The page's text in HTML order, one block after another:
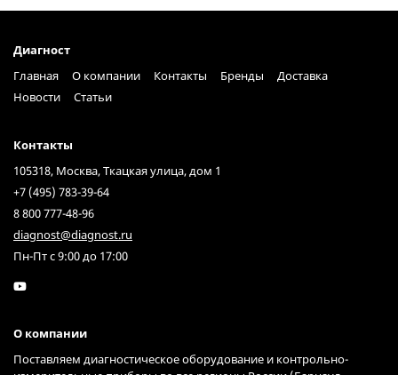
Диагност
Главная
О компании Контакты Бренды
Доставка
Новости
Статьи
Контакты
105318, Москва, Ткацкая улица, дом 1
+7 (495) 783-39-64
8 800 777-48-96
diagnost@diagnost.ru
Пн-Пт с 9:00 до 17:00
О компании
Поставляем диагностическое оборудование и контрольно-